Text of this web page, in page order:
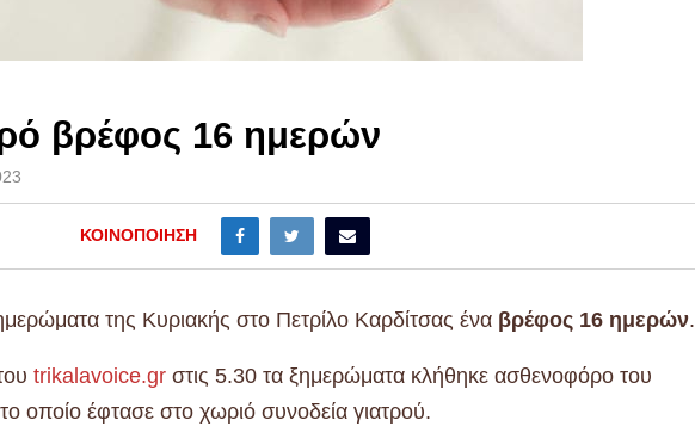
βρέφος 16 ημερών
ΚΟΙΝΟΠΟΊΗΣΗ
της Κυριακής στο Πετρίλο Καρδίτσας ένα βρέφος 16 ημερών.
trikalavoice.gr στις 5.30 τα ξημερώματα κλήθηκε ασθενοφόρο του
οποίο έφτασε στο χωριό συνοδεία γιατρού.